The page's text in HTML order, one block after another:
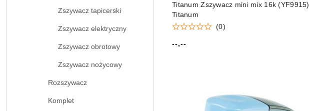
Zszywacz tapicerski
Zszywacz elektryczny
Zszywacz obrotowy
Zszywacz nożycowy
Rozszywacz
Komplet
Titanum Zszywacz mini mix 16k (YF9915)
Titanum
(0)
Cena:
--,--